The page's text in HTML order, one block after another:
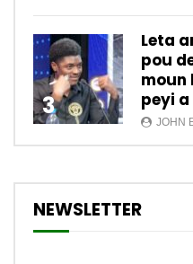
3
Leta
pou
moun
peyi a
JOHN
NEWSLETTER